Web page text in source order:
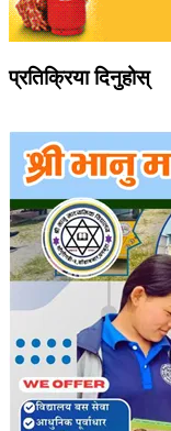
प्रतिक्रिया दिनुहोस्